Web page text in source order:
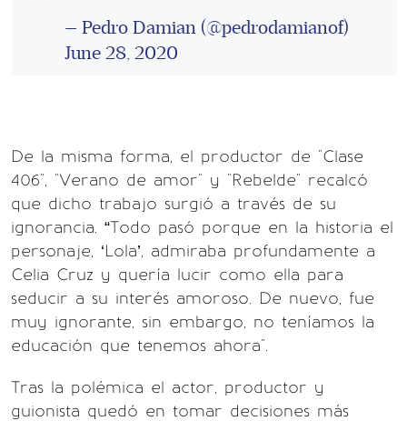
— Pedro Damian (@pedrodamianof)
June 28, 2020
De la misma forma, el productor de "Clase
406", "Verano de amor" y "Rebelde" recalcó
que dicho trabajo surgió a través de su
ignorancia. “Todo pasó porque en la historia el
personaje, ‘Lola’, admiraba profundamente a
Celia Cruz y quería lucir como ella para
seducir a su interés amoroso. De nuevo, fue
muy ignorante, sin embargo, no teníamos la
educación que tenemos ahora".
Tras la polémica el actor, productor y
guionista quedó en tomar decisiones más